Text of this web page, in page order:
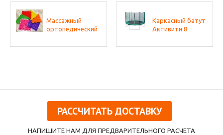
Массажный
ортопедический
шт. по 1 шт
Каркасный батут
Активити 8
РАССЧИТАТЬ ДОСТАВКУ
НАПИШИТЕ НАМ ДЛЯ ПРЕДВАРИТЕЛЬНОГО РАСЧЕТА